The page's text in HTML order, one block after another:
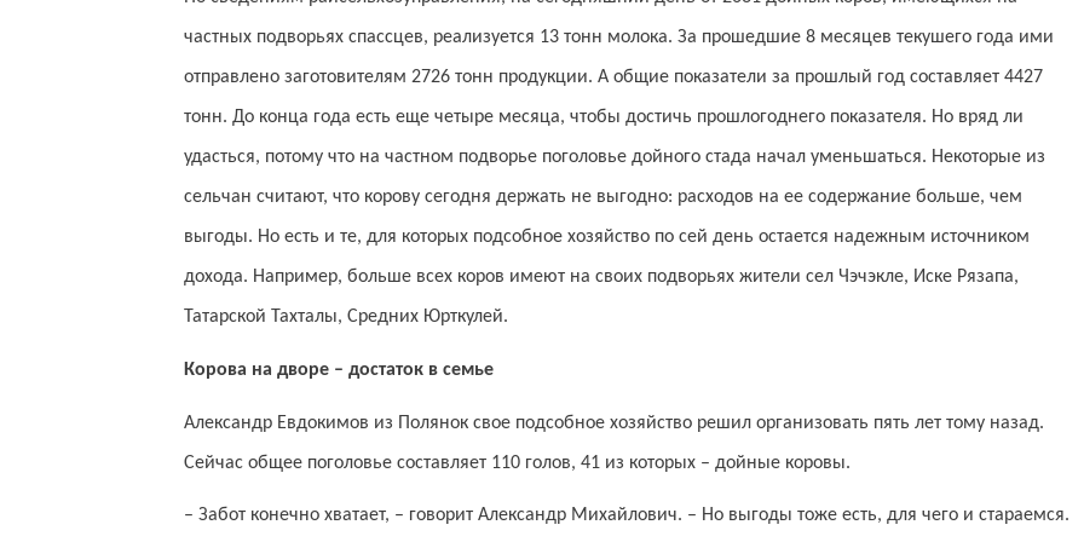
частных подворьях спассцев, реализуется 13 тонн молока. За прошедшие 8 месяцев текушего года ими
отправлено заготовителям 2726 тонн продукции. А общие показатели за прошлый год составляет 4427
тонн. До конца года есть еще четыре месяца, чтобы достичь прошлогоднего показателя. Но вряд ли
удасться, потому что на частном подворье поголовье дойного стада начал уменьшаться. Некоторые из
сельчан считают, что корову сегодня держать не выгодно: расходов на ее содержание больше, чем
выгоды. Но есть и те, для которых подсобное хозяйство по сей день остается надежным источником
дохода. Например, больше всех коров имеют на своих подворьях жители сел Чэчэкле, Иске Рязапа,
Татарской Тахталы, Средних Юрткулей.
Корова на дворе – достаток в семье
Александр Евдокимов из Полянок свое подсобное хозяйство решил организовать пять лет тому назад.
Сейчас общее поголовье составляет 110 голов, 41 из которых – дойные коровы.
– Забот конечно хватает, – говорит Александр Михайлович. – Но выгоды тоже есть, для чего и стараемся.